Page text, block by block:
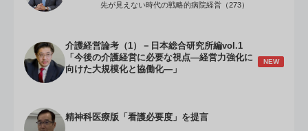
先が見えない時代の戦略的病院経営（273）
介護経営論考（1）－日本総合研究所編vol.1
「今後の介護経営に必要な視点―経営力強化に
向けた大規模化と協働化―」
NEW
精神科医療版「看護必要度」を提言